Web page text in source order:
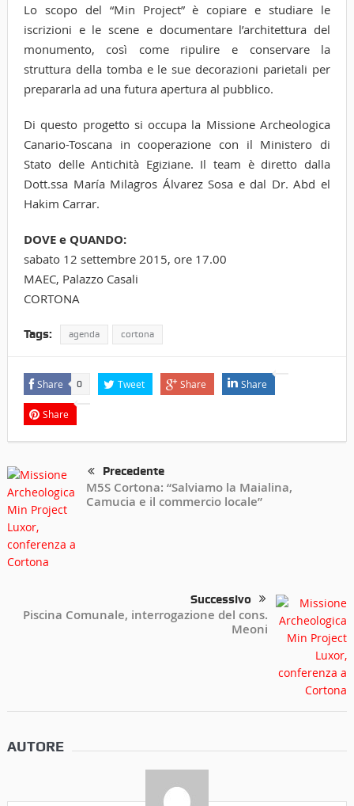
Lo scopo del “Min Project” è copiare e studiare le
iscrizioni e le scene e documentare l’architettura del
monumento, così come ripulire e conservare la
struttura della tomba e le sue decorazioni parietali per
prepararla ad una futura apertura al pubblico.
Di questo progetto si occupa la Missione Archeologica
Canario-Toscana in cooperazione con il Ministero di
Stato delle Antichità Egiziane. Il team è diretto dalla
Dott.ssa María Milagros Álvarez Sosa e dal Dr. Abd el
Hakim Carrar.
DOVE e QUANDO:
sabato 12 settembre 2015, ore 17.00
MAEC, Palazzo Casali
CORTONA
Tags: agenda cortona
Share 0 Tweet Share Share
Share
Precedente
M5S Cortona: “Salviamo la Maialina,
Camucia e il commercio locale”
Successivo
Piscina Comunale, interrogazione del cons.
Meoni
AUTORE